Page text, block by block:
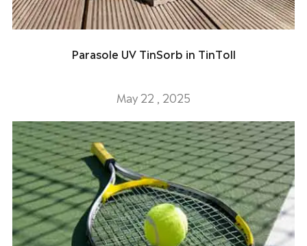
Parasole UV TinSorb in TinToll
May 22 , 2025